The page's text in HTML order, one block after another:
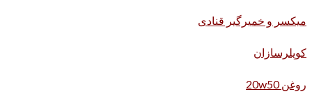
میکسر و خمیرگیر قنادی
کوپلرسازان
روغن 20w50